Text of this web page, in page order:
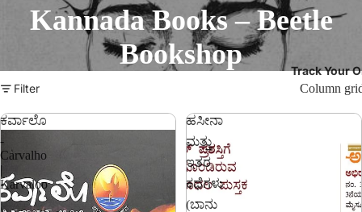
Track Your
Kannada Books – Beetle
Bookshop
Filter Column
ಕರ್ವಾಲೊ
-
Carvalho
|
Karvaloo
ಹಸೀನಾ
ಮತ್ತು
ಇತರ
ಕಥೆಗಳು
(ಬಾನು